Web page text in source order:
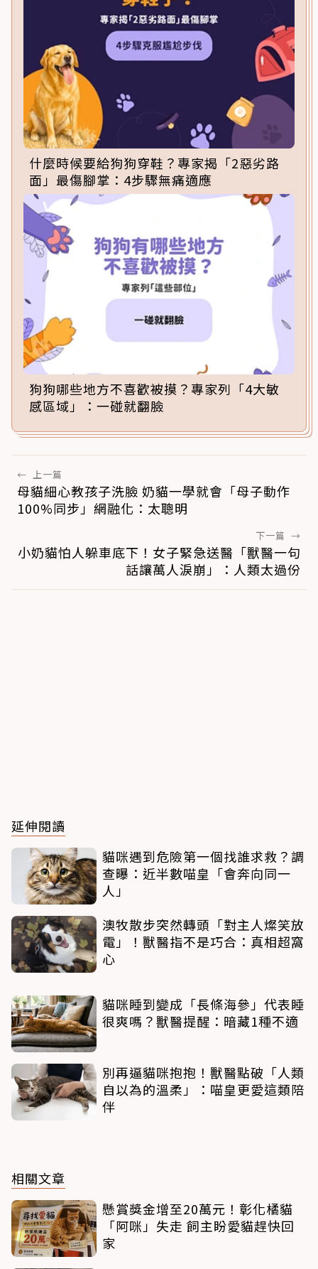
什麼時候要給狗狗穿鞋？專家揭「2惡劣路
面」最傷腳掌：4步驟無痛適應
狗狗哪些地方不喜歡被摸？專家列「4大敏
感區域」：一碰就翻臉
← 上一篇
母貓細心教孩子洗臉 奶貓一學就會「母子動作
100%同步」網融化：太聰明
下一篇 →
小奶貓怕人躲車底下！女子緊急送醫「獸醫一句
話讓萬人淚崩」：人類太過份
延伸閱讀
貓咪遇到危險第一個找誰求救？調
查曝：近半數喵皇「會奔向同一
人」
澳牧散步突然轉頭「對主人燦笑放
電」！獸醫指不是巧合：真相超窩
心
貓咪睡到變成「長條海參」代表睡
很爽嗎？獸醫提醒：暗藏1種不適
別再逼貓咪抱抱！獸醫點破「人類
自以為的溫柔」：喵皇更愛這類陪
伴
相關文章
懸賞獎金增至20萬元！彰化橘貓
「阿咪」失走 飼主盼愛貓趕快回
家